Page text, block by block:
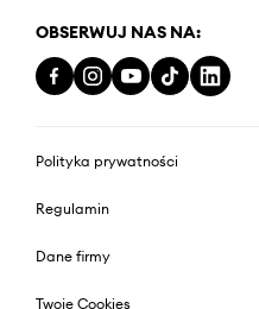
OBSERWUJ NAS NA:
Polityka prywatności
Regulamin
Dane firmy
Twoje Cookies